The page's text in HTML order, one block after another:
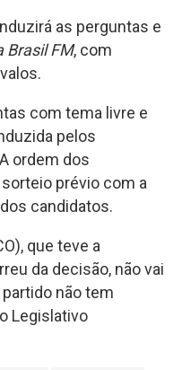
as perguntas e
Brasil FM, com
com tema livre e
pelos
ordem dos
prévio com a
candidatos.
que teve a
da decisão, não vai
não tem
Legislativo